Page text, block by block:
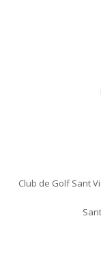
Club de Golf Sant